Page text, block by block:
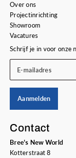
Over ons
Projectinrichting
Showroom
Vacatures
Schrijf je in voor onze
E-mailadres
Aanmelden
Contact
Bree's New World
Kotterstraat 8